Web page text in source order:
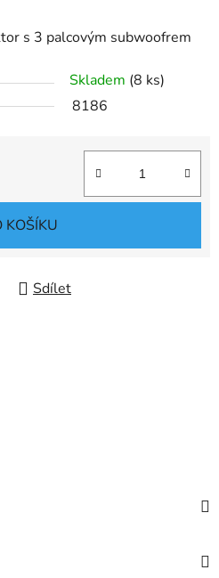
s 3 palcovým subwoofrem
Skladem (8 ks)
8186
KOŠÍKU
Sdílet